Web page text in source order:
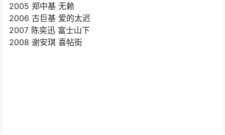
2005 郑中基 无赖
2006 古巨基 爱的太迟
2007 陈奕迅 富士山下
2008 谢安琪 喜帖街